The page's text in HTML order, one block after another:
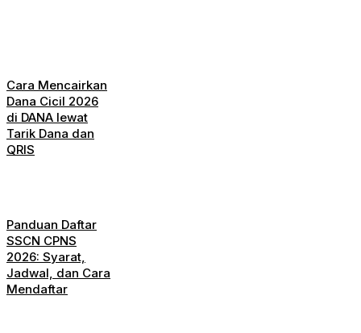
Cara Mencairkan
Dana Cicil 2026
di DANA lewat
Tarik Dana dan
QRIS
Panduan Daftar
SSCN CPNS
2026: Syarat,
Jadwal, dan Cara
Mendaftar